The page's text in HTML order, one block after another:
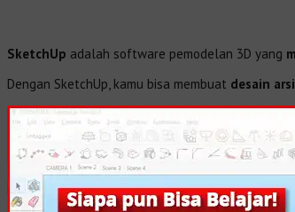
SketchUp adalah software pemodelan 3D yang
Dengan SketchUp, kamu bisa membuat desain